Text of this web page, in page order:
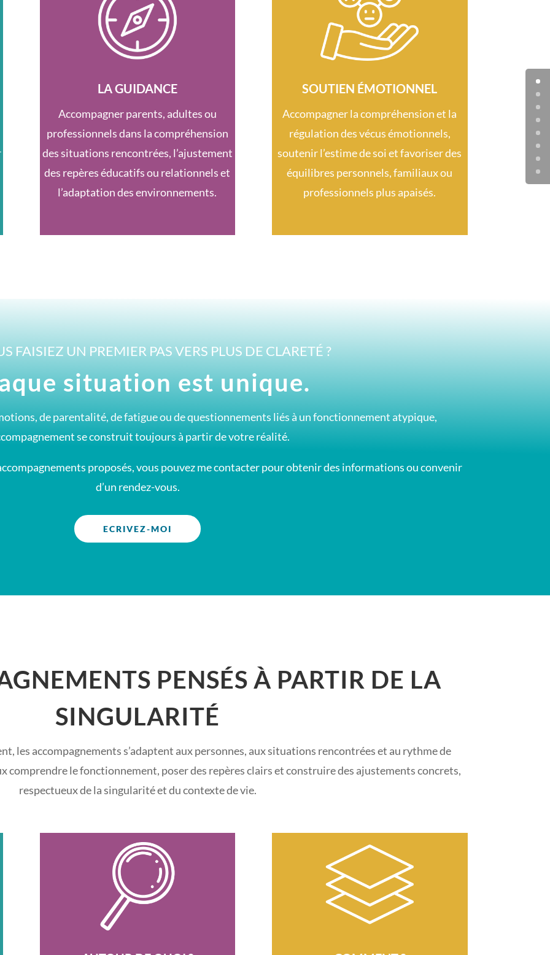
LA GUIDANCE
Accompagner parents, adultes ou
professionnels dans la compréhension
des situations rencontrées, l’ajustement
des repères éducatifs ou relationnels et
l’adaptation des environnements.
SOUTIEN ÉMOTIONNEL
Accompagner la compréhension et la
régulation des vécus émotionnels,
soutenir l’estime de soi et favoriser des
équilibres personnels, familiaux ou
professionnels plus apaisés.
FAISIEZ UN PREMIER PAS VERS PLUS DE CLARETÉ ?
situation est unique.
de parentalité, de fatigue ou de questionnements liés à un fonctionnement atypique,
se construit toujours à partir de votre réalité.
proposés, vous pouvez me contacter pour obtenir des informations ou convenir
d’un rendez-vous.
ECRIVEZ-MOI
PENSÉS À PARTIR DE LA
SINGULARITÉ
les accompagnements s’adaptent aux personnes, aux situations rencontrées et au rythme de
comprendre le fonctionnement, poser des repères clairs et construire des ajustements concrets,
respectueux de la singularité et du contexte de vie.